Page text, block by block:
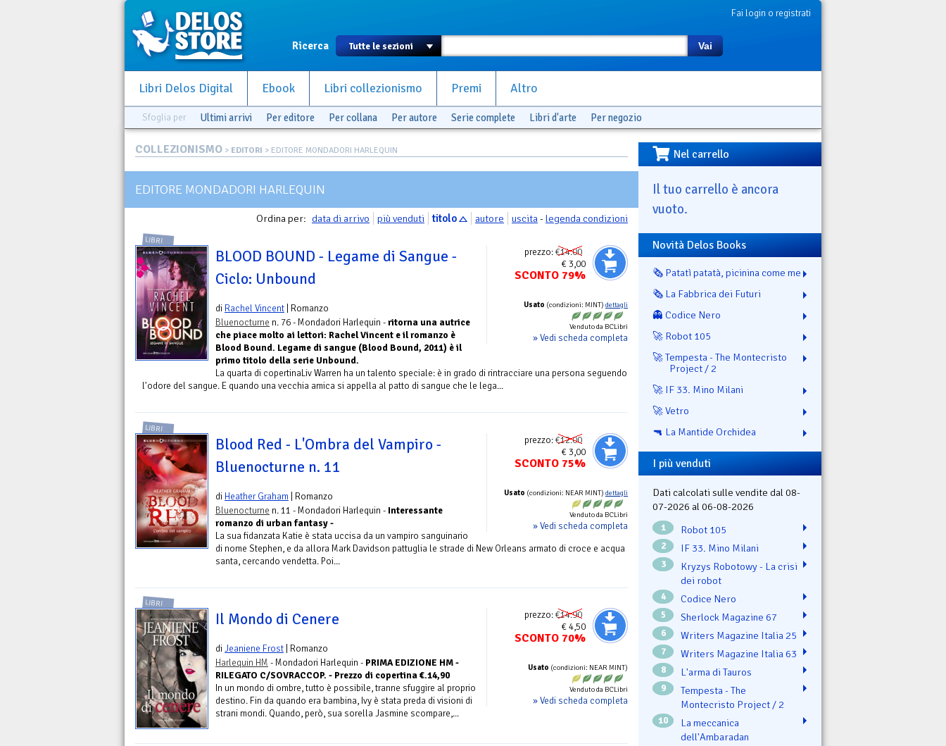
Fai login o registrati
Ricerca Vai
Libri Delos Digital Ebook Libri collezionismo Premi Altro
Sfoglia per Ultimi arrivi Per editore Per collana Per autore Serie complete Libri d'arte Per negozio
COLLEZIONISMO > EDITORI > EDITORE MONDADORI HARLEQUIN
EDITORE MONDADORI HARLEQUIN
Ordina per: data di arrivo più venduti titolo autore uscita-legenda condizioni
prezzo:€14.00
€ 3,00
SCONTO 79%
Usato (condizioni: MINT) dettagli
Venduto da BCLibri
» Vedi scheda completa
LIBRI
BLOOD BOUND - Legame di Sangue -
Ciclo: Unbound
di Rachel Vincent | Romanzo
Bluenocturne n. 76 - Mondadori Harlequin -ritorna una autrice
che piace molto ai lettori: Rachel Vincent e il romanzo è
Blood Bound. Legame di sangue (Blood Bound, 2011) è il
primo titolo della serie Unbound.
La quarta di copertinaLiv Warren ha un talento speciale: è in grado di rintracciare una persona seguendo
l'odore del sangue. E quando una vecchia amica si appella al patto di sangue che le lega...
prezzo:€12.00
€ 3,00
SCONTO 75%
Usato (condizioni: NEAR MINT) dettagli
Venduto da BCLibri
» Vedi scheda completa
LIBRI
Blood Red - L'Ombra del Vampiro -
Bluenocturne n. 11
di Heather Graham | Romanzo
Bluenocturne n. 11 - Mondadori Harlequin - Interessante
romanzo di urban fantasy -
La sua fidanzata Katie è stata uccisa da un vampiro sanguinario
di nome Stephen, e da allora Mark Davidson pattuglia le strade di New Orleans armato di croce e acqua
santa, cercando vendetta. Poi...
prezzo:€14.90
€ 4,50
SCONTO 70%
Usato (condizioni: NEAR MINT)
Venduto da BCLibri
» Vedi scheda completa
LIBRI
Il Mondo di Cenere
diJeaniene Frost | Romanzo
Harlequin HM - Mondadori Harlequin - PRIMA EDIZIONE HM -
RILEGATO C/SOVRACCOP. - Prezzo di copertina €.14,90
In un mondo di ombre, tutto è possibile, tranne sfuggire al proprio
destino. Fin da quando era bambina, Ivy è stata preda di visioni di
strani mondi. Quando, però, sua sorella Jasmine scompare,...
Nel carrello
Il tuo carrello è ancora
vuoto.
Novità Delos Books
🗞️ Patatì patatà, picinina come me
🗞️ La Fabbrica dei Futuri
👻 Codice Nero
🚀 Robot 105
🚀 Tempesta - The Montecristo
Project / 2
🚀 IF 33. Mino Milani
🚀 Vetro
🔫 La Mantide Orchidea
I più venduti
Dati calcolati sulle vendite dal 08-
07-2026 al 06-08-2026
1 Robot 105
2 IF 33. Mino Milani
3
Kryzys Robotowy - La crisi
dei robot
4 Codice Nero
5 Sherlock Magazine 67
6 Writers Magazine Italia 25
7 Writers Magazine Italia 63
8 L'arma di Tauros
9
Tempesta - The
Montecristo Project / 2
10
La meccanica
dell'Ambaradan